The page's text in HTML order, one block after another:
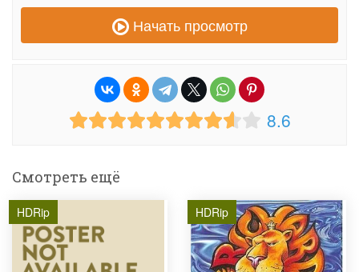
Начать просмотр
8.6
Смотреть ещё
HDRip HDRip